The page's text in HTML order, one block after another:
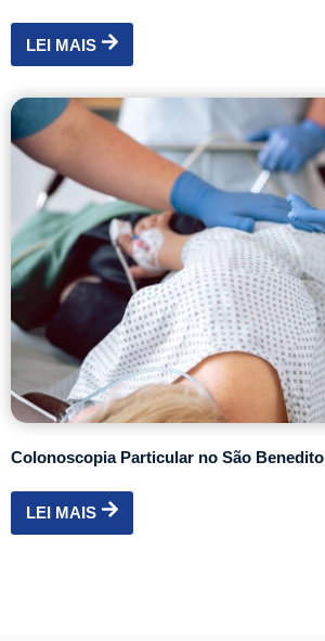
LEI MAIS
Colonoscopia Particular no São
LEI MAIS